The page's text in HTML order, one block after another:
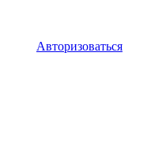
Авторизоваться